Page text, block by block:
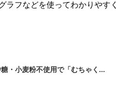
フなどを使ってわかりや
・小麦粉不使用で「むちゃく...